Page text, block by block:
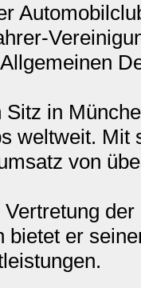
in
weltweit. Mit
von
bietet er